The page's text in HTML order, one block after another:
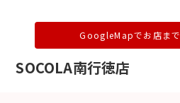
GoogleMapでお店ま
SOCOLA南行徳店